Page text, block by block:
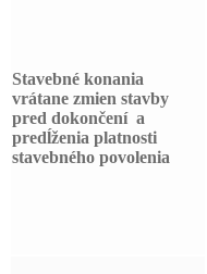
Stavebné konania
vrátane zmien stavby
pred dokončení a
predĺženia platnosti
stavebného povolenia